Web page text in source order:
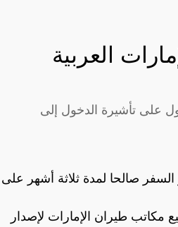
العربية
على تأشيرة الدخول إلى
صالحا لمدة ثلاثة أشهر على
مكاتب طيران الإمارات لإصدار